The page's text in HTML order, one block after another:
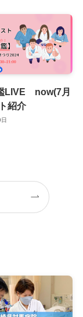
LIVE now(7月
紹介